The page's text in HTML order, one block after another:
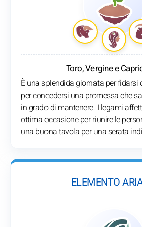
Toro, Vergine e
È una splendida giornata per fidarsi
per concedersi una promessa che
in grado di mantenere. I legami
ottima occasione per riunire le
una buona tavola per una serata
ELEMENTO